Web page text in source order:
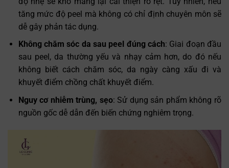
tăng mức độ peel mà không có chỉ định chuyên môn sẽ
dễ gây phản tác dụng.
Không chăm sóc da sau peel đúng cách: Giai đoạn đầu
sau peel, da thường yếu và nhạy cảm hơn, do đó nếu
không biết cách chăm sóc, da ngày càng xấu đi và
khuyết điểm chồng chất khuyết điểm.
Nguy cơ nhiễm trùng, sẹo: Sử dụng sản phẩm không rõ
nguồn gốc dễ dẫn đến biến chứng nghiêm trọng.